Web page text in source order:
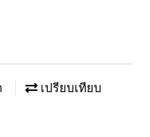
เปรียบเทียบ